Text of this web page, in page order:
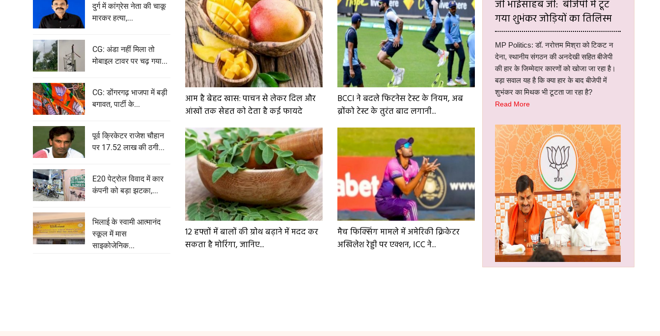
दुर्ग में कांग्रेस नेता की चाकू
मारकर हत्या,...
CG: अंडा नहीं मिला तो
मोबाइल टावर पर चढ़ गया...
CG: डोंगरगढ़ भाजपा में बड़ी
बगावत, पार्टी के...
पूर्व क्रिकेटर राजेश चौहान
पर 17.52 लाख की ठगी...
E20 पेट्रोल विवाद में कार
कंपनी को बड़ा झटका,...
भिलाई के स्वामी आत्मानंद
स्कूल में मास
साइकोजेनिक...
आम है बेहद खास: पाचन से लेकर दिल और
आंखों तक सेहत को देता है कई फायदे
12 हफ्तों में बालों की ग्रोथ बढ़ाने में मदद कर
सकता है मोरिंगा, जानिए...
BCCI ने बदले फिटनेस टेस्ट के नियम, अब
ब्रोंको टेस्ट के तुरंत बाद लगानी...
मैच फिक्सिंग मामले में अमेरिकी क्रिकेटर
अखिलेश रेड्डी पर एक्शन, ICC ने...
जी भाईसाहब जी: बीजेपी में टूट
गया शुभंकर जोड़ियों का तिलिस्म
MP Politics: डॉ. नरोत्तम मिश्रा को टिकट न
देना, स्थानीय संगठन की अनदेखी सहित बीजेपी
की हार के जिम्मेदार कारणों को खोजा जा रहा है।
बड़ा सवाल यह है कि क्या हार के बाद बीजेपी में
शुभंकर का मिथक भी टूटता जा रहा है?
Read More